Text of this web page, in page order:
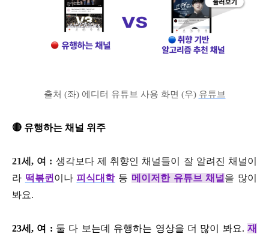
출처 (좌) 에디터 유튜브 사용 화면 (우) 유튜브
🔴 유행하는 채널 위주
21세, 여 : 생각보다 제 취향인 채널들이 잘 알려진 채널이
라 떡볶퀸 이나피식대학등 메이저한 유튜브 채널 을 많이
봐요.
23세, 여 : 둘 다 보는데 유행하는 영상을 더 많이 봐요.재